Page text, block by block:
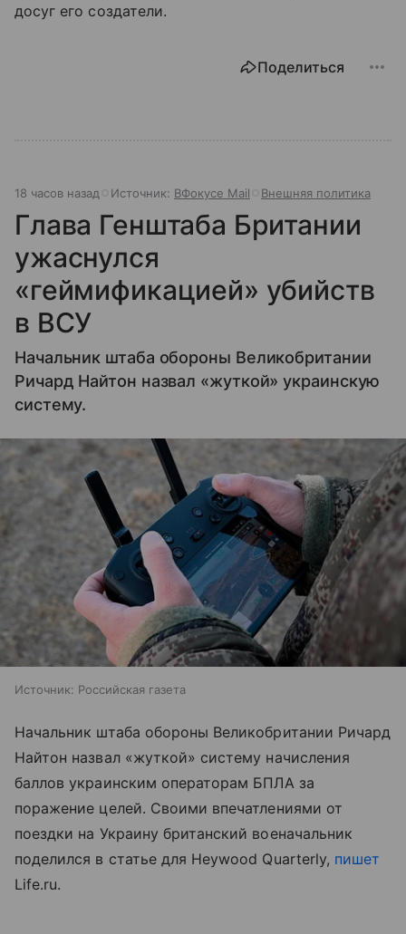
досуг его создатели.
Поделиться
18 часов назад Источник: ВФокусе Mail Внешняя политика
Глава Генштаба Британии
ужаснулся
«геймификацией» убийств
в ВСУ
Начальник штаба обороны Великобритании
Ричард Найтон назвал «жуткой» украинскую
систему.
Источник: Российская газета
Начальник штаба обороны Великобритании Ричард
Найтон назвал «жуткой» систему начисления
баллов украинским операторам БПЛА за
поражение целей. Своими впечатлениями от
поездки на Украину британский военачальник
поделился в статье для Heywood Quarterly, пишет
Life.ru.